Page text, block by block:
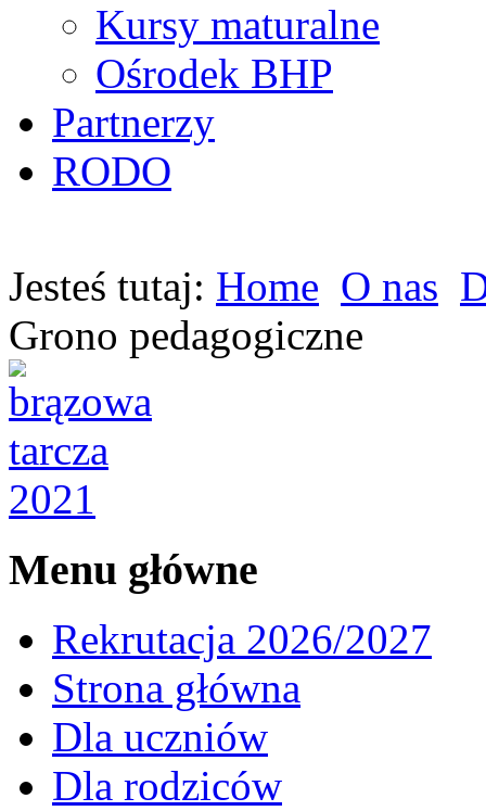
Kursy maturalne
Ośrodek BHP
Partnerzy
RODO
Jesteś tutaj: Home O nas
Grono pedagogiczne
Menu główne
Rekrutacja 2026/2027
Strona główna
Dla uczniów
Dla rodziców